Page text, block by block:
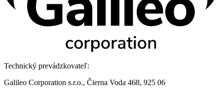
Technický prevádzkovateľ:
Galileo Corporation s.r.o., Čierna Voda 468, 925 06